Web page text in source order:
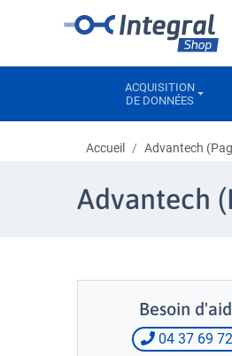
ACQUISITION
DE DONNÉES
Accueil Advantech
Advantech
Besoin
04 37 69